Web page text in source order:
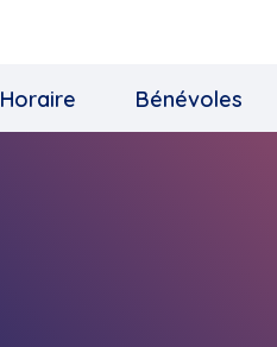
Horaire Bénévoles